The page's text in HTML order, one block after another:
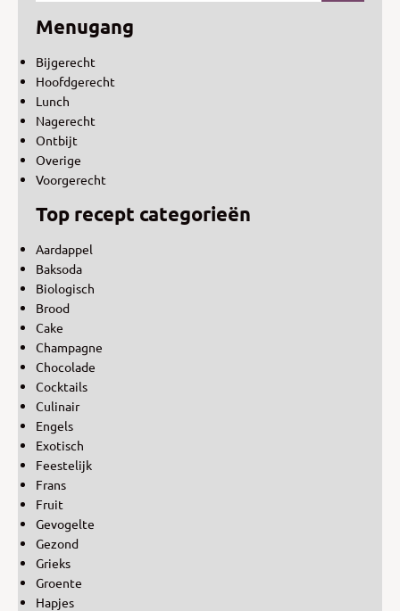
Menugang
Bijgerecht
Hoofdgerecht
Lunch
Nagerecht
Ontbijt
Overige
Voorgerecht
Top recept categorieën
Aardappel
Baksoda
Biologisch
Brood
Cake
Champagne
Chocolade
Cocktails
Culinair
Engels
Exotisch
Feestelijk
Frans
Fruit
Gevogelte
Gezond
Grieks
Groente
Hapjes